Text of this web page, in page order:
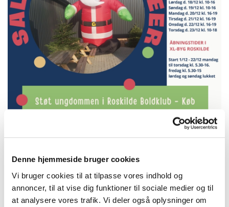
Denne hjemmeside bruger cookies
Vi bruger cookies til at tilpasse vores indhold og
annoncer, til at vise dig funktioner til sociale medier og til
at analysere vores trafik. Vi deler også oplysninger om